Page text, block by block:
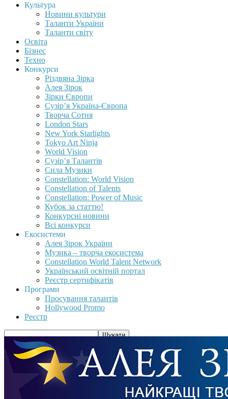
Культура
Новини культури
Таланти України
Таланти світу
Освіта
Бізнес
Техно
Конкурси
Різдвяна Зірка
Алея Зірок
Зірки Європи
Сузір’я Україна-Європа
Творча Сотня
London Stars
New York Starlights
Tokyo Art Ninja
World Vision
Сузір’я Талантів
Сила Музики
Constellation: World Vision
Constellation of Talents
Constellation: Power of Music
Кубок за статтю!
Конкурсні новини
Всі конкурси
Екосистеми
Алея Зірок України
Музика – творча екосистема
Constellation World Talent Network
Український освітній портал
Реєстр сертифікатів
Програми
Просування талантів
Hollywood Promo
Реєстр